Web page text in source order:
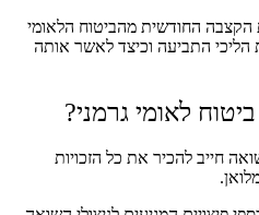
הקצבה החודשית מהביטוח הלאומי
הליכי התביעה וכיצד לאשר אותה
לאומי גרמני?
חייב להכיר את כל הזכויות